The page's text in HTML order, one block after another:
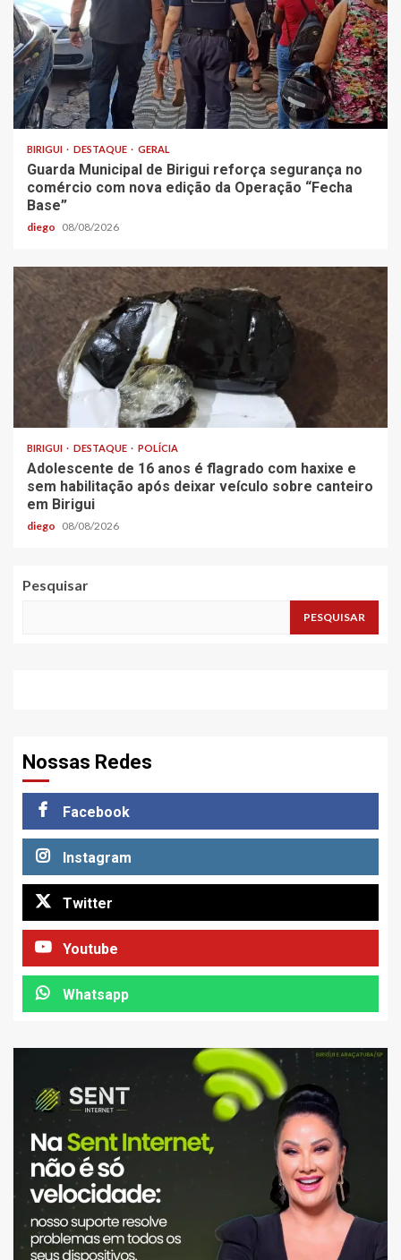
BIRIGUI DESTAQUE GERAL
Guarda Municipal de Birigui reforça segurança no
comércio com nova edição da Operação “Fecha
Base”
diego 08/08/2026
BIRIGUI DESTAQUE POLÍCIA
Adolescente de 16 anos é flagrado com haxixe e
sem habilitação após deixar veículo sobre canteiro
em Birigui
diego 08/08/2026
Pesquisar
PESQUISAR
Nossas Redes
Facebook
Instagram
Twitter
Youtube
Whatsapp